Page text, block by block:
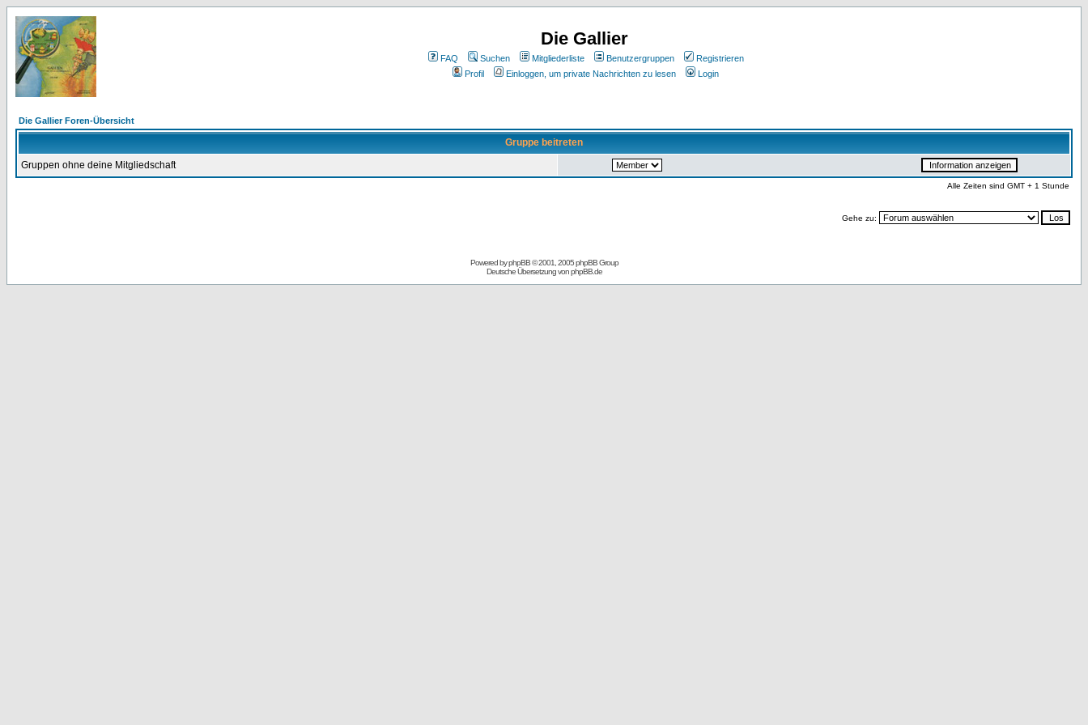
Die Gallier
FAQ Suchen Mitgliederliste Benutzergruppen
Registrieren
Profil
Einloggen, um private Nachrichten zu lesen Login
Die Gallier Foren-Übersicht
Gruppe beitreten
Gruppen ohne deine Mitgliedschaft
Alle Zeiten sind GMT + 1 Stunde
Gehe zu:
Powered byphpBB© 2001, 2005 phpBB Group
Deutsche Übersetzung vonphpBB.de